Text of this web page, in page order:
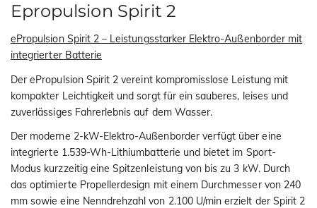
Epropulsion Spirit 2
ePropulsion Spirit 2 – Leistungsstarker Elektro-Außenborder mit
integrierter Batterie
Der ePropulsion Spirit 2 vereint kompromisslose Leistung mit
kompakter Leichtigkeit und sorgt für ein sauberes, leises und
zuverlässiges Fahrerlebnis auf dem Wasser.
Der moderne 2-kW-Elektro-Außenborder verfügt über eine
integrierte 1.539-Wh-Lithiumbatterie und bietet im Sport-
Modus kurzzeitig eine Spitzenleistung von bis zu 3 kW. Durch
das optimierte Propellerdesign mit einem Durchmesser von 240
mm sowie eine Nenndrehzahl von 2.100 U/min erzielt der Spirit 2